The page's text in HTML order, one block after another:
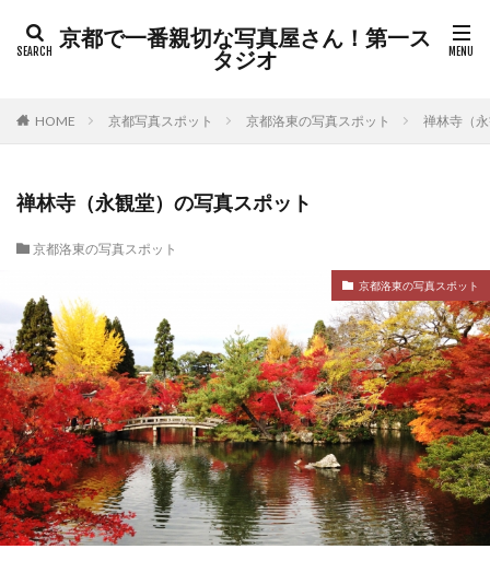
京都で一番親切な写真屋さん！第一ス
タジオ
HOME 京都写真スポット 京都洛東の写真スポット 禅林寺（
禅林寺（永観堂）の写真スポット
京都洛東の写真スポット
京都洛東の写真スポット